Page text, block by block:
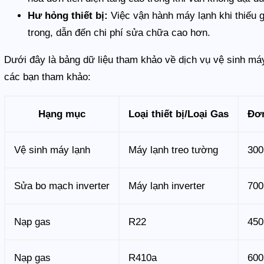
Hư hỏng thiết bị: Việc vận hành máy lạnh khi thiếu
trong, dẫn đến chi phí sửa chữa cao hơn.
Dưới đây là bảng dữ liệu tham khảo về dịch vụ vệ sinh
các bạn tham khảo:
Hạng mục Loại thiết bị/Loại Gas
Vệ sinh máy lạnh Máy lạnh treo tường
Sửa bo mạch inverter Máy lạnh inverter
Nạp gas R22
Nạp gas R410a